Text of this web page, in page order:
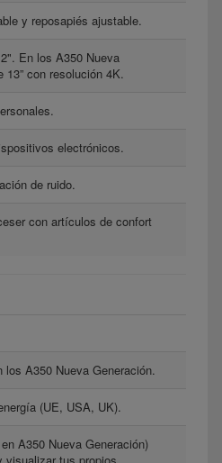
y reposapiés ajustable.
En los A350 Nueva
13” con resolución 4K.
electrónicos.
de ruido.
con artículos de confort
los A350 Nueva Generación.
(UE, USA, UK).
A350 Nueva Generación)